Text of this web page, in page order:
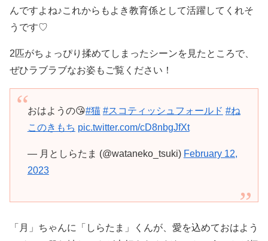
んですよね♪これからもよき教育係として活躍してくれそ
うです♡
2匹がちょっぴり揉めてしまったシーンを見たところで、
ぜひラブラブなお姿もご覧ください！
おはようの😘#猫 #スコティッシュフォールド #ね
このきもち pic.twitter.com/cD8nbgJfXt
— 月としらたま (@wataneko_tsuki) February 12,
2023
「月」ちゃんに「しらたま」くんが、愛を込めておはよう